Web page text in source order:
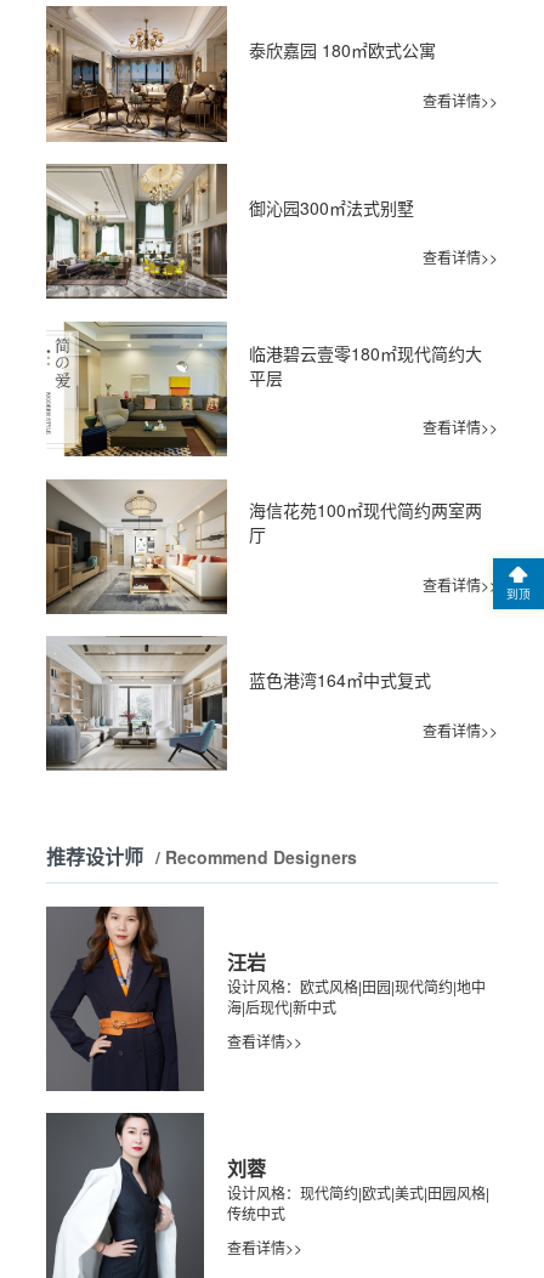
泰欣嘉园 180㎡欧式公寓
查看详情>>
御沁园300㎡法式别墅
查看详情>>
临港碧云壹零180㎡现代简约大
平层
查看详情>>
海信花苑100㎡现代简约两室两
厅
查看详情>>
蓝色港湾164㎡中式复式
查看详情>>
推荐设计师 / Recommend Designers
汪岩
设计风格：欧式风格|田园|现代简约|地中
海|后现代|新中式
查看详情>>
刘蓉
设计风格：现代简约|欧式|美式|田园风格|
传统中式
查看详情>>
到顶